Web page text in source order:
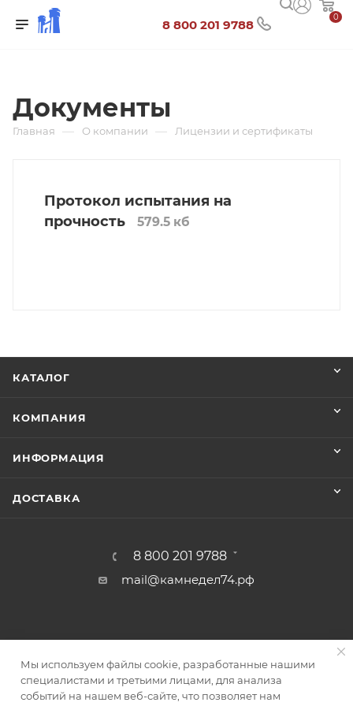
0
8 800 201 9788
Документы
Главная — О компании — Лицензии и сертификаты
Протокол испытания на
прочность
579.5 кб
КАТАЛОГ
КОМПАНИЯ
ИНФОРМАЦИЯ
ДОСТАВКА
8 800 201 9788
mail@камнедел74.рф
2017 - 2026 © Камнедел74 - интернет-магазин
Мы используем файлы cookie, разработанные нашими
специалистами и третьими лицами, для анализа
событий на нашем веб-сайте, что позволяет нам